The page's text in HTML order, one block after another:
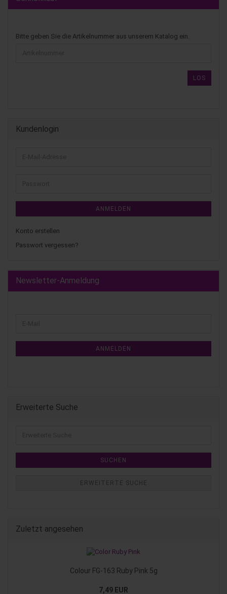
Bitte geben Sie die Artikelnummer aus unserem Katalog ein.
LOS
Kundenlogin
ANMELDEN
Konto erstellen
Passwort vergessen?
Newsletter-Anmeldung
ANMELDEN
Erweiterte Suche
SUCHEN
ERWEITERTE SUCHE
Zuletzt angesehen
Colour FG-163 Ruby Pink 5g
7,49 EUR